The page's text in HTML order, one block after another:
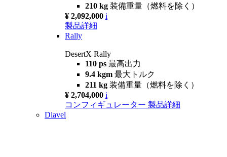
210 kg 装備重量（燃料を除く）
¥ 2,092,000 i
製品詳細
Rally
DesertX Rally
110 ps 最高出力
9.4 kgm 最大トルク
211 kg 装備重量（燃料を除く）
¥ 2,704,000 i
コンフィギュレーター 製品詳細
Diavel